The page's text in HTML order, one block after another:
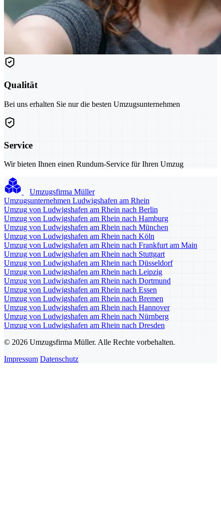
Qualität
Bei uns erhalten Sie nur die besten Umzugsunternehmen
Service
Wir bieten Ihnen einen Rundum-Service für Ihren Umzug
Umzugsfirma Müller
Umzugsunternehmen Ludwigshafen am Rhein
Umzug von Ludwigshafen am Rhein nach Berlin
Umzug von Ludwigshafen am Rhein nach Hamburg
Umzug von Ludwigshafen am Rhein nach München
Umzug von Ludwigshafen am Rhein nach Köln
Umzug von Ludwigshafen am Rhein nach Frankfurt am Main
Umzug von Ludwigshafen am Rhein nach Stuttgart
Umzug von Ludwigshafen am Rhein nach Düsseldorf
Umzug von Ludwigshafen am Rhein nach Leipzig
Umzug von Ludwigshafen am Rhein nach Dortmund
Umzug von Ludwigshafen am Rhein nach Essen
Umzug von Ludwigshafen am Rhein nach Bremen
Umzug von Ludwigshafen am Rhein nach Hannover
Umzug von Ludwigshafen am Rhein nach Nürnberg
Umzug von Ludwigshafen am Rhein nach Dresden
© 2026 Umzugsfirma Müller. Alle Rechte vorbehalten.
Impressum Datenschutz